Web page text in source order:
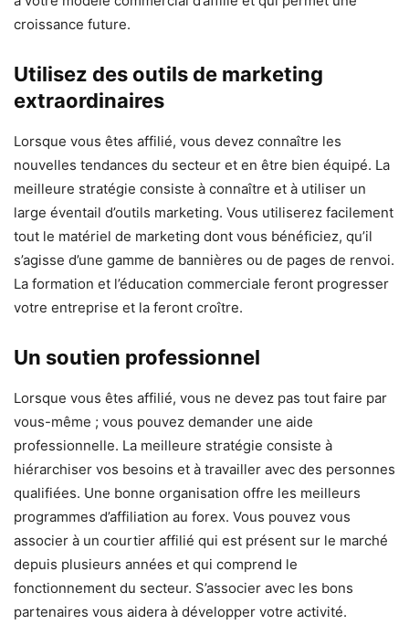
croissance future.
Utilisez des outils de marketing
extraordinaires
Lorsque vous êtes affilié, vous devez connaître les
nouvelles tendances du secteur et en être bien équipé. La
meilleure stratégie consiste à connaître et à utiliser un
large éventail d’outils marketing. Vous utiliserez facilement
tout le matériel de marketing dont vous bénéficiez, qu’il
s’agisse d’une gamme de bannières ou de pages de renvoi.
La formation et l’éducation commerciale feront progresser
votre entreprise et la feront croître.
Un soutien professionnel
Lorsque vous êtes affilié, vous ne devez pas tout faire par
vous-même ; vous pouvez demander une aide
professionnelle. La meilleure stratégie consiste à
hiérarchiser vos besoins et à travailler avec des personnes
qualifiées. Une bonne organisation offre les meilleurs
programmes d’affiliation au forex. Vous pouvez vous
associer à un courtier affilié qui est présent sur le marché
depuis plusieurs années et qui comprend le
fonctionnement du secteur. S’associer avec les bons
partenaires vous aidera à développer votre activité.